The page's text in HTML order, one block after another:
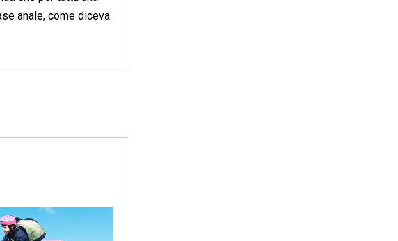
anale, come diceva